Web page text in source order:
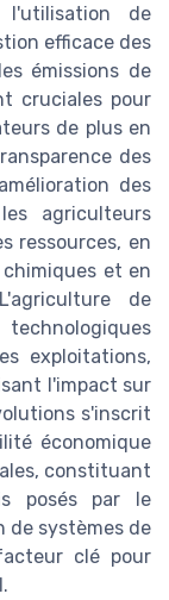
l'utilisation de
efficace des
émissions de
cruciales pour
de plus en
des
des
agriculteurs
ressources, en
et en
de
exploitations,
l'impact sur
s'inscrit
économique
constituant
posés par le
de systèmes de
clé pour